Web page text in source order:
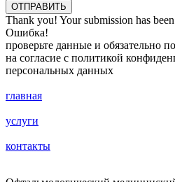
Thank you! Your submission has
Ошибка!
проверьте данные и обязательно
на согласие с политикой
персональных данных
главная
услуги
контакты